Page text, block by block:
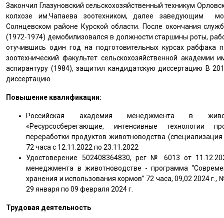
Закончил Глазуновский сельскохозяйственный техникум
колхозе им.Чапаева зоотехником, далее заведующим
Солнцевском районе Курской области. После окончания
(1972-1974) демобилизовался в должности старшины роты,
отучившись один год на подготовительных курсах рабфака
зоотехнический факультет сельскохозяйственной академии
аспирантуру (1984), защитил кандидатскую диссертацию В
диссертацию.
Повышение квалификации:
Российская академия менеджмента в
«Ресурсосберегающие, интенсивные технологии
переработки продуктов животноводства
72 часа с 12.11.2022 по 23.11.2022
Удостоверение 502408364830, рег № 6013 от
менеджмента в животноводстве - программа
хранения и использования кормов” 72 часа, 09,02 2024
29 января по 09 февраля 2024 г.
Трудовая деятельность